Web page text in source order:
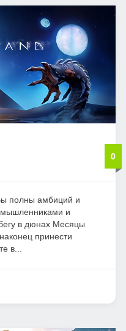
0
полны амбиций и
и
в дюнах Месяцы
принести
в...